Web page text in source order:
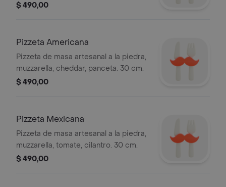
$ 490,00
Pizzeta Americana
Pizzeta de masa artesanal a la piedra,
muzzarella, cheddar, panceta. 30 cm.
$ 490,00
Pizzeta Mexicana
Pizzeta de masa artesanal a la piedra,
muzzarella, tomate, cilantro. 30 cm.
$ 490,00